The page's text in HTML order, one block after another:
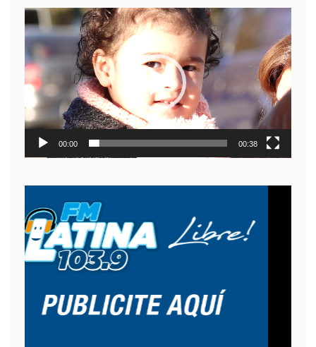
Reproductor
de
video
00:00 00:38